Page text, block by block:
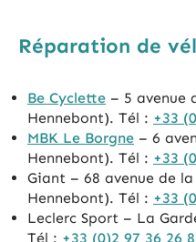
Réparation de
Be Cyclette – 5 avenue
Hennebont). Tél : +33
MBK Le Borgne – 6
Hennebont). Tél : +33
Giant – 68 avenue de
Hennebont). Tél : +33
Leclerc Sport – La
Tél : +33 (0)2 97 36 26